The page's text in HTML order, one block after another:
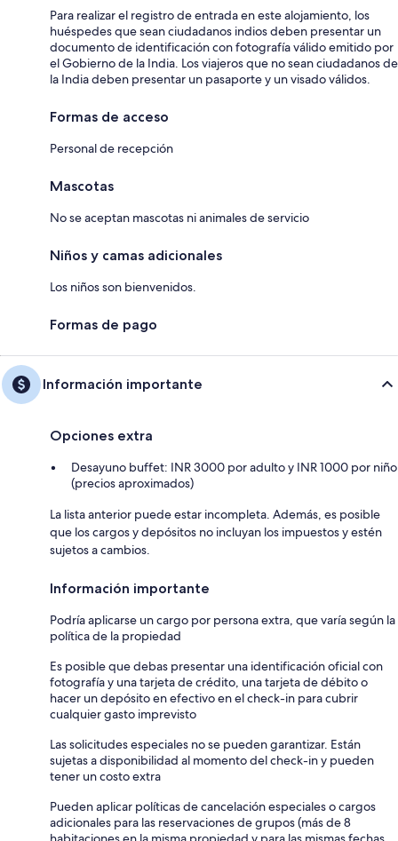
Para realizar el registro de entrada en este alojamiento, los
huéspedes que sean ciudadanos indios deben presentar un
documento de identificación con fotografía válido emitido por
el Gobierno de la India. Los viajeros que no sean ciudadanos de
la India deben presentar un pasaporte y un visado válidos.
Formas de acceso
Personal de recepción
Mascotas
No se aceptan mascotas ni animales de servicio
Niños y camas adicionales
Los niños son bienvenidos.
Formas de pago
Información importante
Opciones extra
Desayuno buffet: INR 3000 por adulto y INR 1000 por niño
(precios aproximados)
La lista anterior puede estar incompleta. Además, es posible
que los cargos y depósitos no incluyan los impuestos y estén
sujetos a cambios.
Información importante
Podría aplicarse un cargo por persona extra, que varía según la
política de la propiedad
Es posible que debas presentar una identificación oficial con
fotografía y una tarjeta de crédito, una tarjeta de débito o
hacer un depósito en efectivo en el check-in para cubrir
cualquier gasto imprevisto
Las solicitudes especiales no se pueden garantizar. Están
sujetas a disponibilidad al momento del check-in y pueden
tener un costo extra
Pueden aplicar políticas de cancelación especiales o cargos
adicionales para las reservaciones de grupos (más de 8